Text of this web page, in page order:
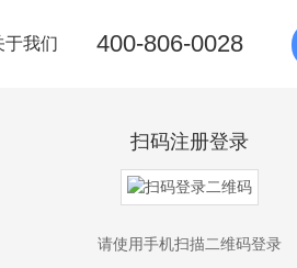
于我们 400-806-0028
扫码注册登录
请使用手机扫描二维码登录